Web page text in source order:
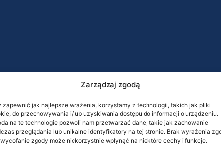
Zarządzaj zgodą
zapewnić jak najlepsze wrażenia, korzystamy z technologii, takich jak pliki
do przechowywania i/lub uzyskiwania dostępu do informacji o urządzeniu.
na te technologie pozwoli nam przetwarzać dane, takie jak zachowanie
przeglądania lub unikalne identyfikatory na tej stronie. Brak wyrażenia
wycofanie zgody może niekorzystnie wpłynąć na niektóre cechy i funkcje.